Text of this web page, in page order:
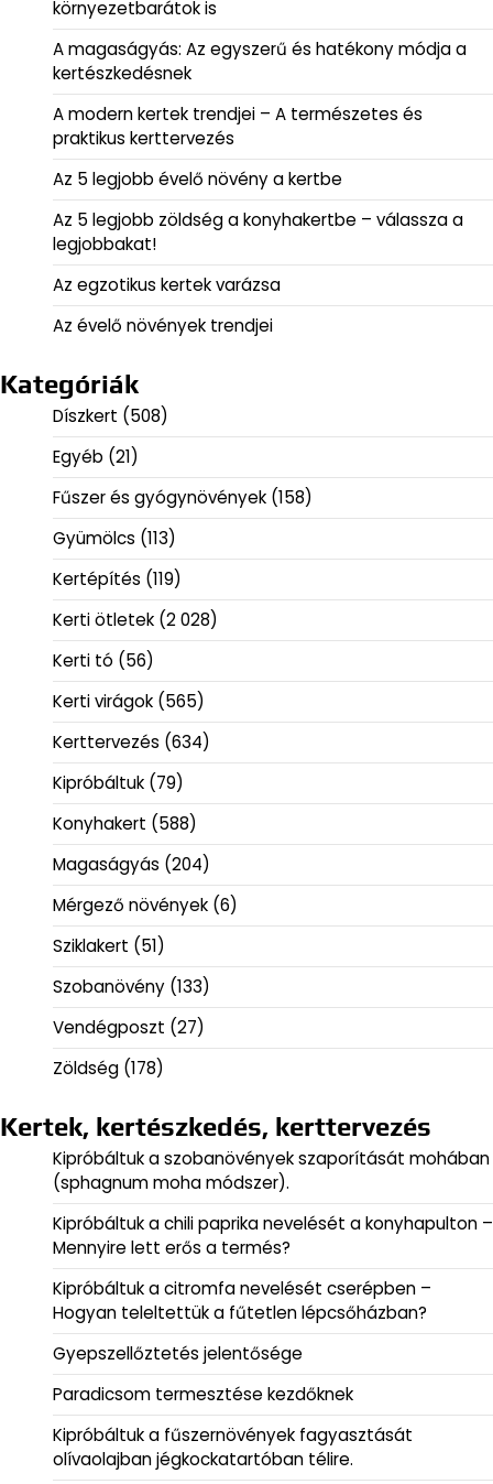
környezetbarátok is
A magaságyás: Az egyszerű és hatékony módja a
kertészkedésnek
A modern kertek trendjei – A természetes és
praktikus kerttervezés
Az 5 legjobb évelő növény a kertbe
Az 5 legjobb zöldség a konyhakertbe – válassza a
legjobbakat!
Az egzotikus kertek varázsa
Az évelő növények trendjei
Kategóriák
Díszkert (508)
Egyéb (21)
Fűszer és gyógynövények (158)
Gyümölcs (113)
Kertépítés (119)
Kerti ötletek (2 028)
Kerti tó (56)
Kerti virágok (565)
Kerttervezés (634)
Kipróbáltuk (79)
Konyhakert (588)
Magaságyás (204)
Mérgező növények (6)
Sziklakert (51)
Szobanövény (133)
Vendégposzt (27)
Zöldség (178)
Kertek, kertészkedés, kerttervezés
Kipróbáltuk a szobanövények szaporítását mohában
(sphagnum moha módszer).
Kipróbáltuk a chili paprika nevelését a konyhapulton –
Mennyire lett erős a termés?
Kipróbáltuk a citromfa nevelését cserépben –
Hogyan teleltettük a fűtetlen lépcsőházban?
Gyepszellőztetés jelentősége
Paradicsom termesztése kezdőknek
Kipróbáltuk a fűszernövények fagyasztását
olívaolajban jégkockatartóban télire.